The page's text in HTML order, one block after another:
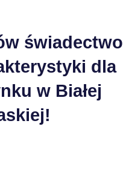
świadectwo
dla
w Białej